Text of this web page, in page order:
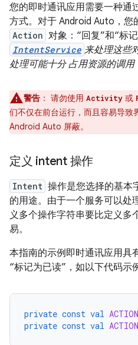
您的即时通讯应用需要一种通
方式。对于 Android Auto，您
Action 对象：“回复”和“标记
IntentService 来处理这些
处理可能十分 占用资源的调用
警告 ： 请勿使用 Activity 或
们不仅在前台运行，而且容易导致
Android Auto 屏蔽。
定义 intent 操作
Intent 操作是您选择的基本
的用途。由于一个服务可以处
义多个操作字符串要比定义多
易。
本指南的示例即时通讯应用具
“标记为已读”，如以下代码示
private const val
private const val